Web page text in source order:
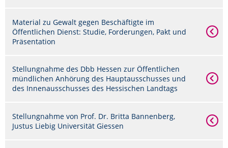
Material zu Gewalt gegen Beschäftigte im
Öffentlichen Dienst: Studie, Forderungen, Pakt und
Präsentation
Stellungnahme des Dbb Hessen zur Öffentlichen
mündlichen Anhörung des Hauptausschusses und
des Innenausschusses des Hessischen Landtags
Stellungnahme von Prof. Dr. Britta Bannenberg,
Justus Liebig Universität Giessen